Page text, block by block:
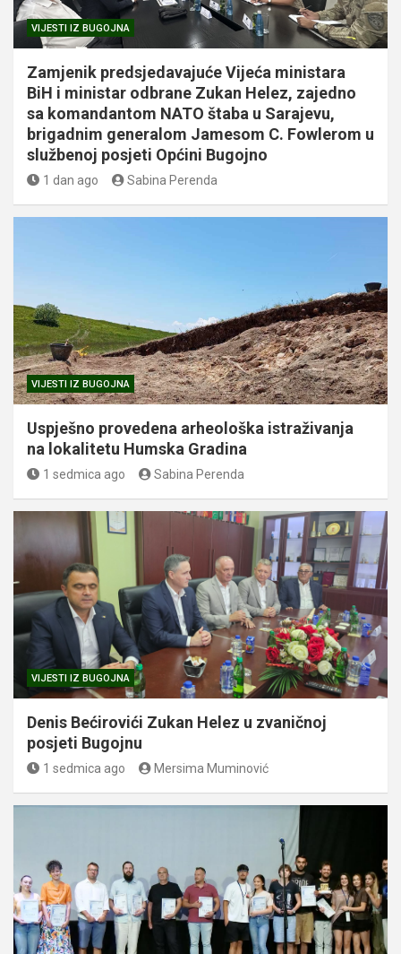
VIJESTI IZ BUGOJNA
Zamjenik predsjedavajuće Vijeća ministara
BiH i ministar odbrane Zukan Helez, zajedno
sa komandantom NATO štaba u Sarajevu,
brigadnim generalom Jamesom C. Fowlerom u
službenoj posjeti Općini Bugojno
1 dan ago Sabina Perenda
VIJESTI IZ BUGOJNA
Uspješno provedena arheološka istraživanja
na lokalitetu Humska Gradina
1 sedmica ago Sabina Perenda
VIJESTI IZ BUGOJNA
Denis Bećirovići Zukan Helez u zvaničnoj
posjeti Bugojnu
1 sedmica ago Mersima Muminović